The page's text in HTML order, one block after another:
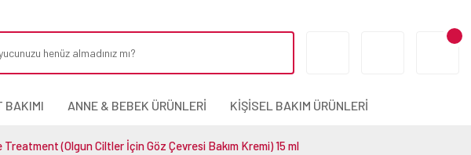
BAKIMI ANNE & BEBEK ÜRÜNLERİ KİŞİSEL BAKIM ÜRÜNLERİ
(Olgun Ciltler İçin Göz Çevresi Bakım Kremi) 15 ml